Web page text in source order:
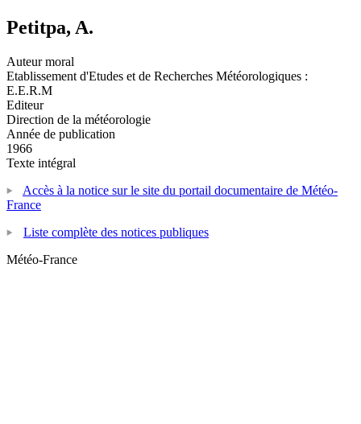
Petitpa, A.
Auteur moral
Etablissement d'Etudes et de Recherches Météorologiques :
E.E.R.M
Editeur
Direction de la météorologie
Année de publication
1966
Texte intégral
Accès à la notice sur le site du portail documentaire de Météo-
France
Liste complète des notices publiques
Météo-France